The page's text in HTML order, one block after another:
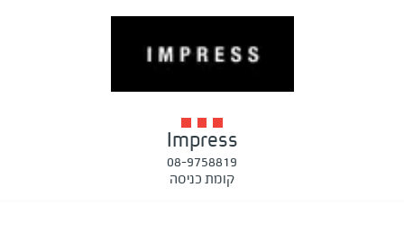
Impress
08-9758819
קומת כניסה